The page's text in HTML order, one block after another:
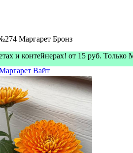
Маргарет Бронз
и контейнерах! от 15 руб.
Вайт